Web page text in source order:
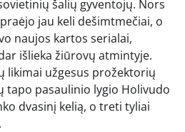
šalių gyventojų. Nors
jau keli dešimtmečiai, o
naujos kartos serialai,
išlieka žiūrovų atmintyje.
likimai užgesus prožektorių
tapo pasaulinio lygio Holivudo
dvasinį kelią, o treti tyliai